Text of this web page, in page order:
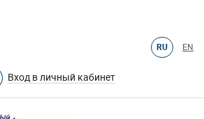
RU EN
Вход в личный кабинет